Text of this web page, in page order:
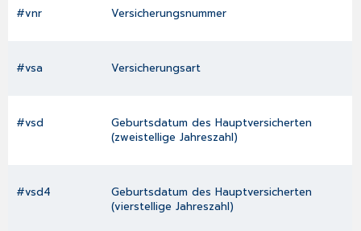
#vnr Versicherungsnummer
#vsa Versicherungsart
#vsd
Geburtsdatum des Hauptversicherten
(zweistellige Jahreszahl)
#vsd4
Geburtsdatum des Hauptversicherten
(vierstellige Jahreszahl)